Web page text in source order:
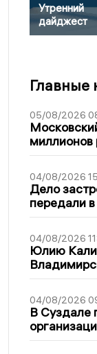
Утренний
дайджест
Главные
05/08/2026
миллионов
04/08/2026
Дело
передали
04/08/2026
Юлию
04/08/2026
В Суздале